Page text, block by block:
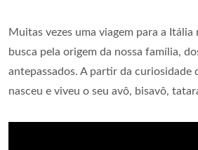
Muitas vezes uma viagem para a Itália
busca pela origem da nossa família,
antepassados. A partir da curiosidade
nasceu e viveu o seu avô, bisavô,